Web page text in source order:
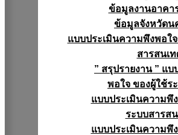
ข้อมูลงานอาคา
ข้อมูลจังหวัดน
แบบประเมินความพึงพอใ
สารสนเท
” สรุปรายงาน ” แ
พอใจ ของผู้ใช้ร
แบบประเมินความพึ
ระบบสารส
แบบประเมินความพึ